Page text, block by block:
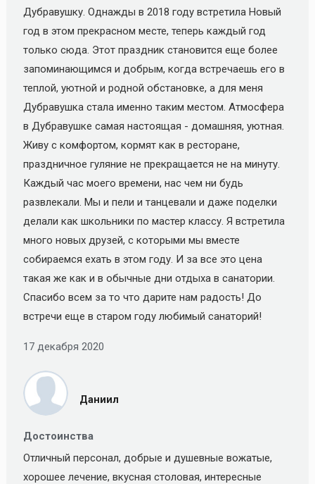
Дубравушку. Однажды в 2018 году встретила Новый
год в этом прекрасном месте, теперь каждый год
только сюда. Этот праздник становится еще более
запоминающимся и добрым, когда встречаешь его в
теплой, уютной и родной обстановке, а для меня
Дубравушка стала именно таким местом. Атмосфера
в Дубравушке самая настоящая - домашняя, уютная.
Живу с комфортом, кормят как в ресторане,
праздничное гуляние не прекращается не на минуту.
Каждый час моего времени, нас чем ни будь
развлекали. Мы и пели и танцевали и даже поделки
делали как школьники по мастер классу. Я встретила
много новых друзей, с которыми мы вместе
собираемся ехать в этом году. И за все это цена
такая же как и в обычные дни отдыха в санатории.
Спасибо всем за то что дарите нам радость! До
встречи еще в старом году любимый санаторий!
17 декабря 2020
Даниил
Достоинства
Отличный персонал, добрые и душевные вожатые,
хорошее лечение, вкусная столовая, интересные